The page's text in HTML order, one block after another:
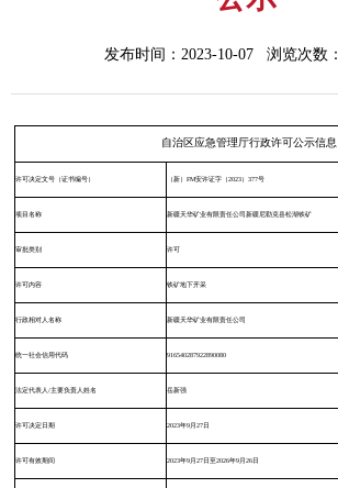
发布时间：2023-10-07 浏览次数：